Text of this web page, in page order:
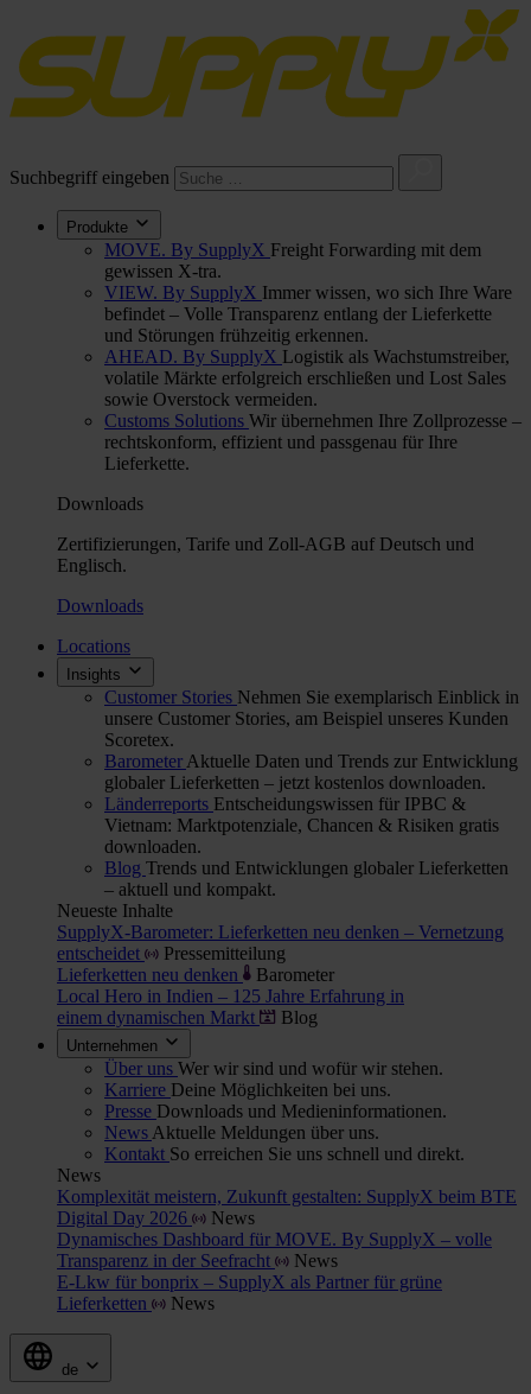
Suchbegriff eingeben
Produkte
MOVE. By SupplyX Freight Forwarding mit dem
gewissen X-tra.
VIEW. By SupplyX Immer wissen, wo sich Ihre Ware
befindet – Volle Transparenz entlang der Lieferkette
und Störungen frühzeitig erkennen.
AHEAD. By SupplyX Logistik als Wachstumstreiber,
volatile Märkte erfolgreich erschließen und Lost Sales
sowie Overstock vermeiden.
Customs Solutions Wir übernehmen Ihre Zollprozesse –
rechtskonform, effizient und passgenau für Ihre
Lieferkette.
Downloads
Zertifizierungen, Tarife und Zoll-AGB auf Deutsch und
Englisch.
Downloads
Locations
Insights
Customer Stories Nehmen Sie exemplarisch Einblick in
unsere Customer Stories, am Beispiel unseres Kunden
Scoretex.
Barometer Aktuelle Daten und Trends zur Entwicklung
globaler Lieferketten – jetzt kostenlos downloaden.
Länderreports Entscheidungswissen für IPBC &
Vietnam: Marktpotenziale, Chancen & Risiken gratis
downloaden.
Blog Trends und Entwicklungen globaler Lieferketten
– aktuell und kompakt.
Neueste Inhalte
SupplyX-Barometer: Lieferketten neu denken – Vernetzung
entscheidet
Pressemitteilung
Lieferketten neu denken
Barometer
Local Hero in Indien – 125 Jahre Erfahrung in
einem dynamischen Markt
Blog
Unternehmen
Über uns Wer wir sind und wofür wir stehen.
Karriere Deine Möglichkeiten bei uns.
Presse Downloads und Medieninformationen.
News Aktuelle Meldungen über uns.
Kontakt So erreichen Sie uns schnell und direkt.
News
Komplexität meistern, Zukunft gestalten: SupplyX beim BTE
Digital Day 2026
News
Dynamisches Dashboard für MOVE. By SupplyX – volle
Transparenz in der Seefracht
News
E-Lkw für bonprix – SupplyX als Partner für grüne
Lieferketten
News
de